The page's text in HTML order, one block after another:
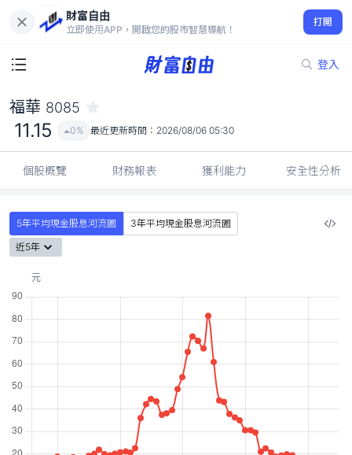
財富自由
立即使用APP，開啟您的股市智慧導航！
打開
登入
11.15
0%
福華 8085
11.15 0% 最近更新時間： 2026/08/06 05:30
個股概覽 財務報表 獲利能力 安全性分析
5年平均現金股息河流圖
3年平均現金股息河流圖
近5年